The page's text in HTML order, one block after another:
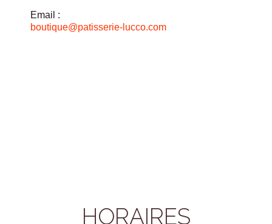
Email :
boutique@patisserie-lucco.com
HORAIRES